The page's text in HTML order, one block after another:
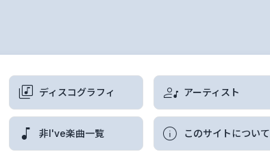
ディスコグラフィ アーティスト
非I've楽曲一覧 このサイトについて